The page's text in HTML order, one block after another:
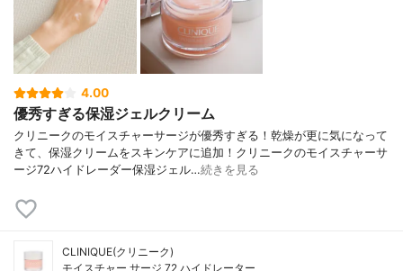
4.00
優秀すぎる保湿ジェルクリーム
クリニークのモイスチャーサージが優秀すぎる！乾燥が更に気になって
きて、保湿クリームをスキンケアに追加！クリニークのモイスチャーサ
ージ72ハイドレーダー保湿ジェル…続きを見る
CLINIQUE(クリニーク)
モイスチャー サージ 72 ハイドレーター